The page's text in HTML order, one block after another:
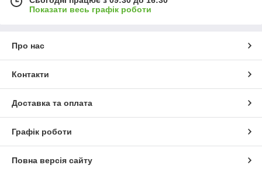
Показати весь графік роботи
Про нас
Контакти
Доставка та оплата
Графік роботи
Повна версія сайту